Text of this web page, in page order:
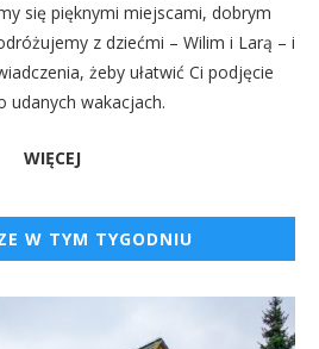
się pięknymi miejscami, dobrym
z dziećmi – Wilim i Larą – i
żeby ułatwić Ci podjęcie
udanych wakacjach.
WIĘCEJ
W TYM TYGODNIU